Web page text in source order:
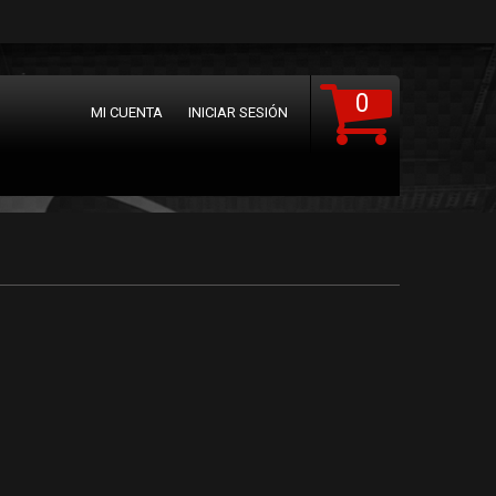
0
MI CUENTA INICIAR SESIÓN